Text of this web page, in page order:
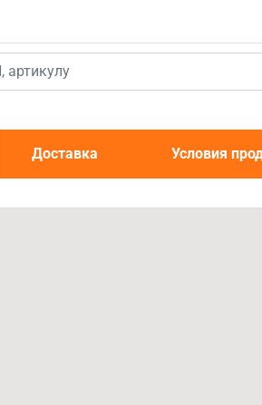
Доставка Условия